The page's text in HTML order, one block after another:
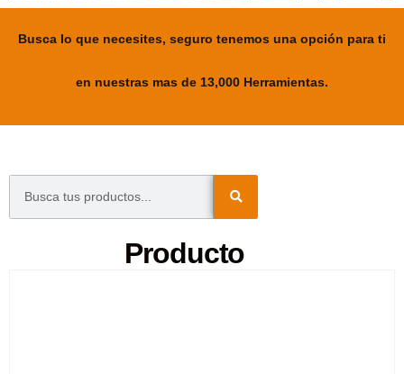
Busca lo que necesites, seguro tenemos una opción para ti
en nuestras mas de 13,000 Herramientas.
Producto